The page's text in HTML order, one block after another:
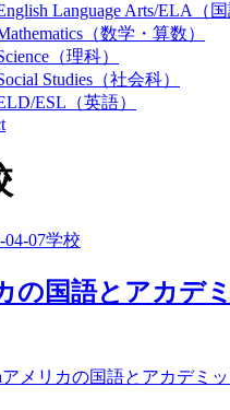
Language Arts/ELA（国
（数学・算数）
（理科）
Studies（社会科）
ESL（英語）
04-07学校
の国語とアカデ
アメリカの国語とアカデミ